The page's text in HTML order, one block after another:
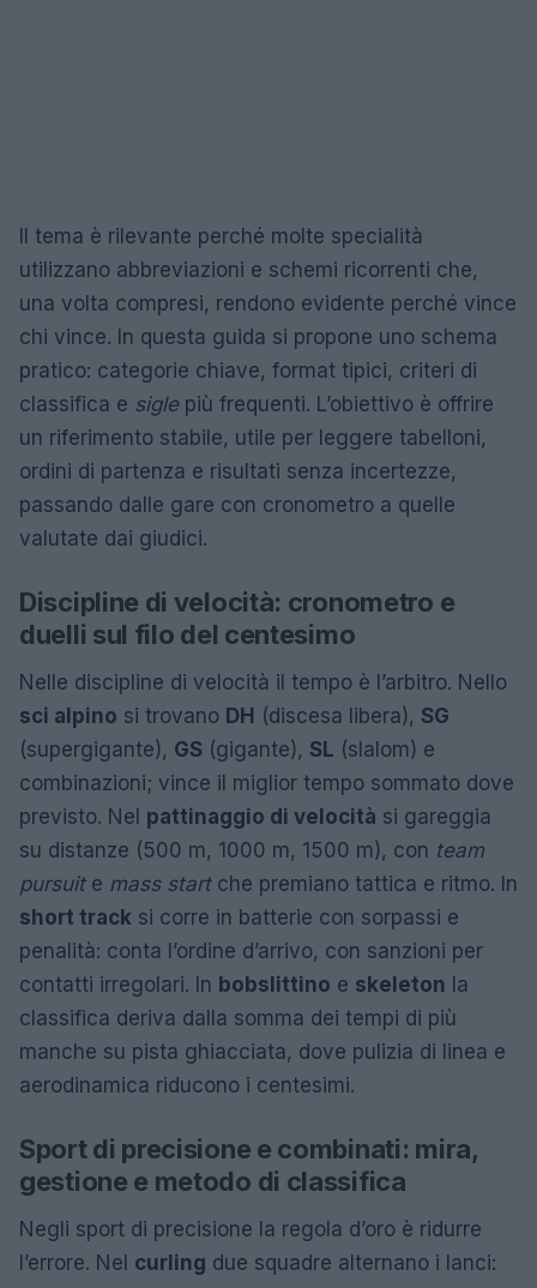
Il tema è rilevante perché molte specialità
utilizzano abbreviazioni e schemi ricorrenti che,
una volta compresi, rendono evidente perché vince
chi vince. In questa guida si propone uno schema
pratico: categorie chiave, format tipici, criteri di
classifica e siglepiù frequenti. L’obiettivo è offrire
un riferimento stabile, utile per leggere tabelloni,
ordini di partenza e risultati senza incertezze,
passando dalle gare con cronometro a quelle
valutate dai giudici.
Discipline di velocità: cronometro e
duelli sul filo del centesimo
Nelle discipline di velocità il tempo è l’arbitro. Nello
sci alpino si trovano DH (discesa libera), SG
(supergigante), GS (gigante), SL (slalom) e
combinazioni; vince il miglior tempo sommato dove
previsto. Nel pattinaggio di velocità si gareggia
su distanze (500 m, 1000 m, 1500 m), con team
pursuite mass startche premiano tattica e ritmo. In
short track si corre in batterie con sorpassi e
penalità: conta l’ordine d’arrivo, con sanzioni per
contatti irregolari. In bobslittino e skeleton la
classifica deriva dalla somma dei tempi di più
manche su pista ghiacciata, dove pulizia di linea e
aerodinamica riducono i centesimi.
Sport di precisione e combinati: mira,
gestione e metodo di classifica
Negli sport di precisione la regola d’oro è ridurre
l’errore. Nel curling due squadre alternano i lanci: